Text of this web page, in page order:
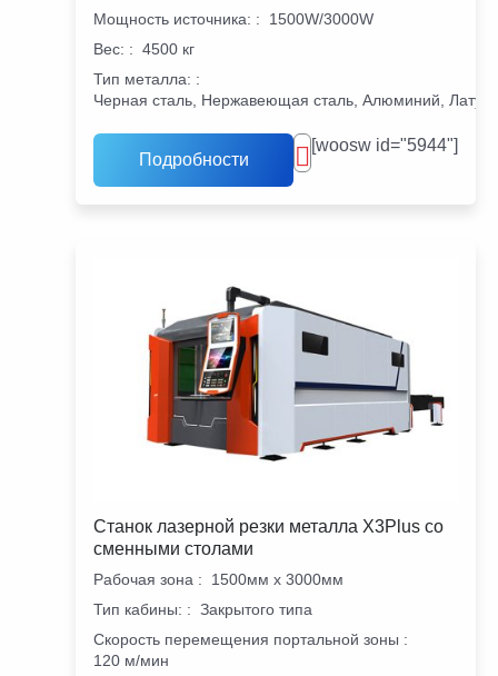
Мощность источника: :
1500W/3000W
Вес: : 4500 кг
Тип металла: :
Черная сталь, Нержавеющая сталь, Алюминий,
Подробности
[woosw id="5944"]
Станок лазерной резки металла X3Plus со
сменными столами
Рабочая зона :
1500мм х 3000мм
Тип кабины: : Закрытого типа
Скорость перемещения портальной зоны :
120 м/мин